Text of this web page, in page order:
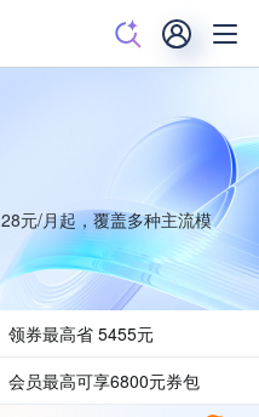
元/月起，覆盖多种主流模
领券最高省 5455元
会员最高可享6800元券包